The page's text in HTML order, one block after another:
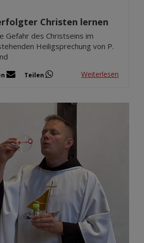
Christen lernen
Gefahr des Christseins im
Heiligsprechung von P.
Teilen Weiterlesen